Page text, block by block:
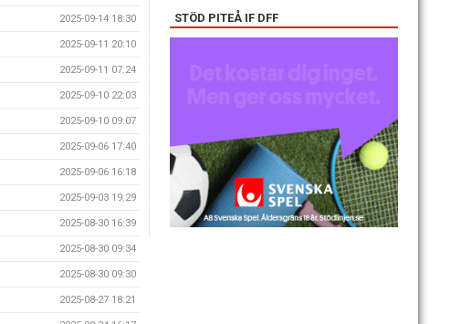
2025-09-14 18:30
2025-09-11 20:10
2025-09-11 07:24
2025-09-10 22:03
2025-09-10 09:07
2025-09-06 17:40
2025-09-06 16:18
2025-09-03 19:29
2025-08-30 16:39
2025-08-30 09:34
2025-08-30 09:30
2025-08-27 18:21
STÖD PITEÅ IF DFF